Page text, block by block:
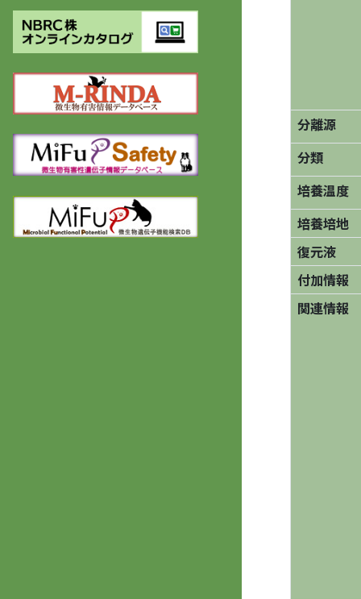
分離源
分類
培養温度
培養培地
復元液
付加情報
関連情報